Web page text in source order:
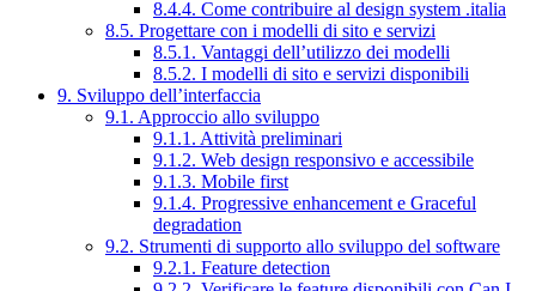
8.4.4. Come contribuire al design system .italia
8.5. Progettare con i modelli di sito e servizi
8.5.1. Vantaggi dell’utilizzo dei modelli
8.5.2. I modelli di sito e servizi disponibili
9. Sviluppo dell’interfaccia
9.1. Approccio allo sviluppo
9.1.1. Attività preliminari
9.1.2. Web design responsivo e accessibile
9.1.3. Mobile first
9.1.4. Progressive enhancement e Graceful
degradation
9.2. Strumenti di supporto allo sviluppo del software
9.2.1. Feature detection